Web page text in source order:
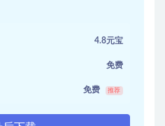
4.8元宝
免费
免费 推荐